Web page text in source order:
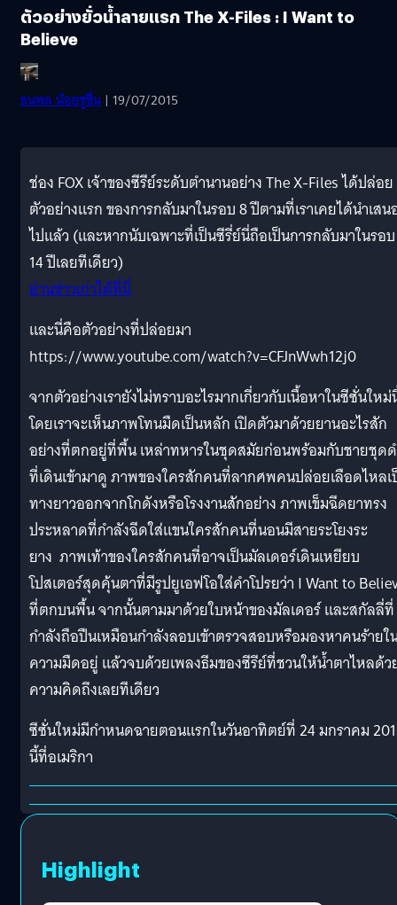
ตัวอย่างยั่วน้ำลายแรก The X-Files : I Want to
Believe
ธนพล น้อยชูชื่น | 19/07/2015
ช่อง FOX เจ้าของซีรีย์ระดับตำนานอย่าง The X-Files ได้ปล่อย
ตัวอย่างแรก ของการกลับมาในรอบ 8 ปีตามที่เราเคยได้นำเสน
ไปแล้ว (และหากนับเฉพาะที่เป็นซีรี่ย์นี่ถือเป็นการกลับมาในรอบ
14 ปีเลยทีเดียว)
อ่านข่าวเก่าได้ที่นี่
และนี่คือตัวอย่างที่ปล่อยมา
https://www.youtube.com/watch?v=CFJnWwh12j0
จากตัวอย่างเรายังไม่ทราบอะไรมากเกี่ยวกับเนื้อหาในซีซั่นให
โดยเราจะเห็นภาพโทนมืดเป็นหลัก เปิดตัวมาด้วยยานอะไรสัก
อย่างที่ตกอยู่ที่พื้น เหล่าทหารในชุดสมัยก่อนพร้อมกับชายชุด
ที่เดินเข้ามาดู ภาพของใครสักคนที่ลากศพคนปล่อยเลือดไหล
ทางยาวออกจากโกดังหรือโรงงานสักอย่าง ภาพเข็มฉีดยาทรง
ประหลาดที่กำลังฉีดใส่แขนใครสักคนที่นอนมีสายระโยงระ
ยาง ภาพเท้าของใครสักคนที่อาจเป็นมัลเดอร์เดินเหยียบ
โปสเตอร์สุดคุ้นตาที่มีรูปยูเอฟโอใส่คำโปรยว่า I Want to
ที่ตกบนพื้น จากนั้นตามมาด้วยใบหน้าของมัลเดอร์ และสกัลลี่ที่
กำลังถือปืนเหมือนกำลังลอบเข้าตรวจสอบหรือมองหาคนร้ายใ
ความมืดอยู่ แล้วจบด้วยเพลงธีมของซีรีย์ที่ชวนให้น้ำตาไหลด้ว
ความคิดถึงเลยทีเดียว
ซีซั่นใหม่มีกำหนดฉายตอนแรกในวันอาทิตย์ที่ 24 มกราคม
นี้ที่อเมริกา
Highlight